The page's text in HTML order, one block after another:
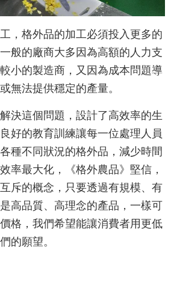
， 格外品的加工必須投入更多的
一般的廠商大多因為高額的人力支
小的製造商，又因為成本問題導
無法提供穩定的產量。
決這個問題，設計了高效率的生
好的教育訓練讓每一位處理人員
種不同狀況的格外品，減少時間
率最大化，
《格外農品》堅信，
斥的概念， 只要透過有規模、有
高品質、高理念的產品，一樣可
格，我們希望能讓消費者用更低
的願望。